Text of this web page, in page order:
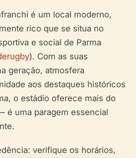
é um local moderno,
rico que se situa no
e social de Parma
). Com as suas
geração, atmosfera
aos destaques históricos
o estádio oferece mais do
é uma paragem essencial
verifique os horários,